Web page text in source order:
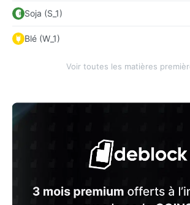
Soja (S_1)
Blé (W_1)
Voir toutes les matières